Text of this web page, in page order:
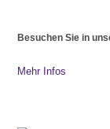
Besuchen Sie in
Mehr Infos